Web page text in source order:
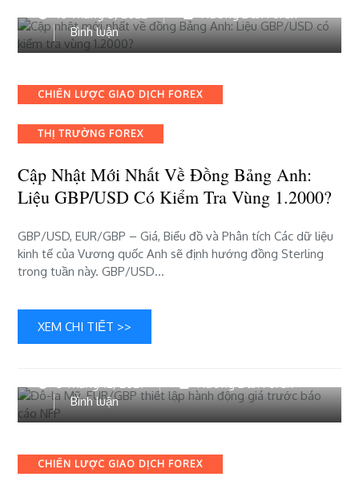
16 Tháng 5, 2022
Hướng Dẫn Forex
Bình luậnbài
viết
nhật
mới
về
Bảng
Anh:
Liệu
có
kiểm
tra
1.2000?
Categories
CHIẾN LƯỢC GIAO DỊCH FOREX
THỊ TRƯỜNG FOREX
Cập Nhật Mới Nhất Về Đồng Bảng Anh:
Liệu GBP/USD Có Kiểm Tra Vùng 1.2000?
GBP/USD, EUR/GBP – Giá, Biểu đồ và Phân tích Các dữ liệu
kinh tế của Vương quốc Anh sẽ định hướng đồng Sterling
trong tuần này. GBP/USD…
XEM CHI TIẾT >>
3 Tháng 12, 2021
Hướng Dẫn Forex
Bình luậnbài
viết
la
Mỹ,
Categories
CHIẾN LƯỢC GIAO DỊCH FOREX